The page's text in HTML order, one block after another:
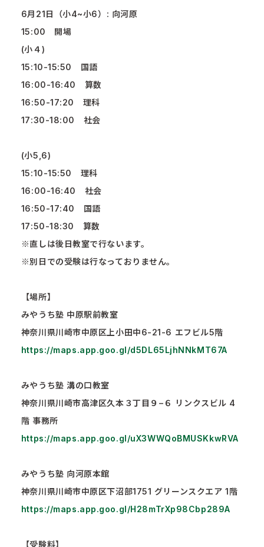
6月21日（小4~小6）: 向河原
15:00 開場
(小４)
15:10-15:50 国語
16:00-16:40 算数
16:50-17:20 理科
17:30-18:00 社会
(小5,6)
15:10-15:50 理科
16:00-16:40 社会
16:50-17:40 国語
17:50-18:30 算数
※直しは後日教室で行ないます。
※別日での受験は行なっておりません。
【場所】
みやうち塾 中原駅前教室
神奈川県川崎市中原区上小田中6-21-6 エフビル5階
https://maps.app.goo.gl/d5DL65LjhNNkMT67A
みやうち塾 溝の口教室
神奈川県川崎市高津区久本３丁目９−６ リンクスビル 4
階 事務所
https://maps.app.goo.gl/uX3WWQoBMUSKkwRVA
みやうち塾 向河原本館
神奈川県川崎市中原区下沼部1751 グリーンスクエア 1階
https://maps.app.goo.gl/H28mTrXp98Cbp289A
【受験料】